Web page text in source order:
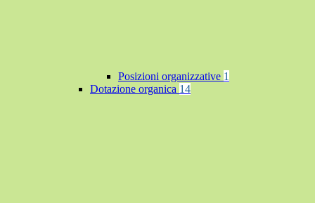
Posizioni organizzative 1
Dotazione organica 14